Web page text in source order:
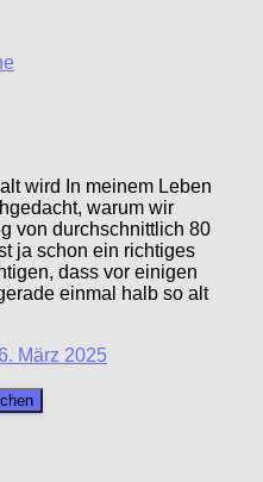
wird In meinem Leben
warum wir
von durchschnittlich 80
ja schon ein richtiges
dass vor einigen
einmal halb so alt
März 2025